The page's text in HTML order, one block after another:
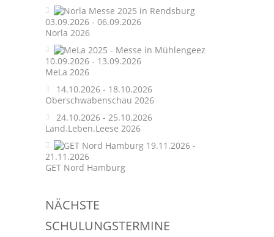
03.09.2026 - 06.09.2026
Norla 2026
10.09.2026 - 13.09.2026
MeLa 2026
14.10.2026 - 18.10.2026
Oberschwabenschau 2026
24.10.2026 - 25.10.2026
Land.Leben.Leese 2026
19.11.2026 -
21.11.2026
GET Nord Hamburg
NÄCHSTE
SCHULUNGSTERMINE